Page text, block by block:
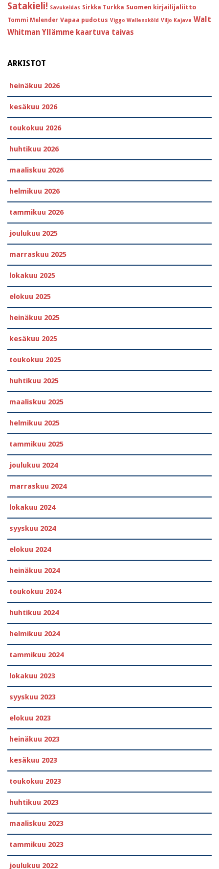
Satakieli! Savukeidas Sirkka Turkka Suomen kirjailijaliitto
Tommi Melender Vapaa pudotus Viggo Wallensköld Viljo Kajava Walt
Whitman Yllämme kaartuva taivas
ARKISTOT
heinäkuu 2026
kesäkuu 2026
toukokuu 2026
huhtikuu 2026
maaliskuu 2026
helmikuu 2026
tammikuu 2026
joulukuu 2025
marraskuu 2025
lokakuu 2025
elokuu 2025
heinäkuu 2025
kesäkuu 2025
toukokuu 2025
huhtikuu 2025
maaliskuu 2025
helmikuu 2025
tammikuu 2025
joulukuu 2024
marraskuu 2024
lokakuu 2024
syyskuu 2024
elokuu 2024
heinäkuu 2024
toukokuu 2024
huhtikuu 2024
helmikuu 2024
tammikuu 2024
lokakuu 2023
syyskuu 2023
elokuu 2023
heinäkuu 2023
kesäkuu 2023
toukokuu 2023
huhtikuu 2023
maaliskuu 2023
tammikuu 2023
joulukuu 2022